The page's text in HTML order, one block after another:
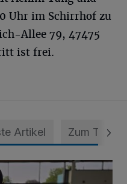
Uhr im Schirrhof zu
Allee 79, 47475
ist frei.
Artikel Zum Thema